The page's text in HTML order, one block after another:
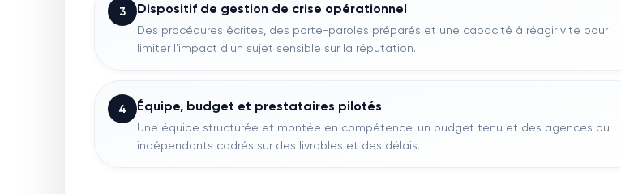
3 Dispositif de gestion de crise opérationnel
Des procédures écrites, des porte-paroles préparés et une capacité à réagir vite pour
limiter l'impact d'un sujet sensible sur la réputation.
4 Équipe, budget et prestataires pilotés
Une équipe structurée et montée en compétence, un budget tenu et des agences ou
indépendants cadrés sur des livrables et des délais.